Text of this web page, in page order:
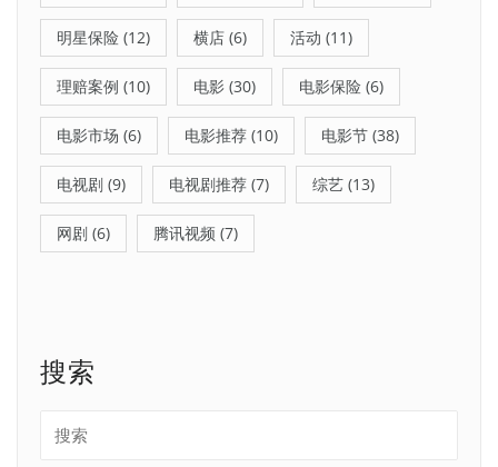
明星保险 (12) 横店 (6) 活动 (11)
理赔案例 (10) 电影 (30) 电影保险 (6)
电影市场 (6) 电影推荐 (10) 电影节 (38)
电视剧 (9) 电视剧推荐 (7) 综艺 (13)
网剧 (6) 腾讯视频 (7)
搜索